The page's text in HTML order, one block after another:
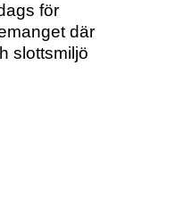
för
där
slottsmiljö